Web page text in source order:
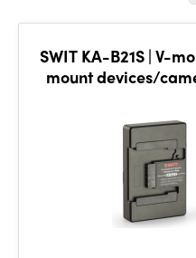
SWIT KA-B21S | V-
mount devices/